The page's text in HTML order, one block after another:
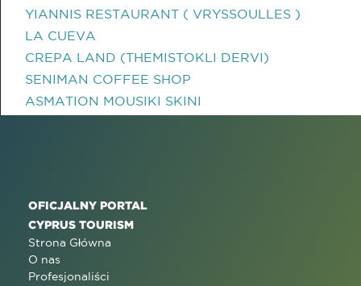
YIANNIS RESTAURANT ( VRYSSOULLES )
LA CUEVA
CREPA LAND (THEMISTOKLI DERVI)
SENIMAN COFFEE SHOP
ASMATION MOUSIKI SKINI
OFICJALNY PORTAL
CYPRUS TOURISM
Strona Główna
O nas
Profesjonaliści